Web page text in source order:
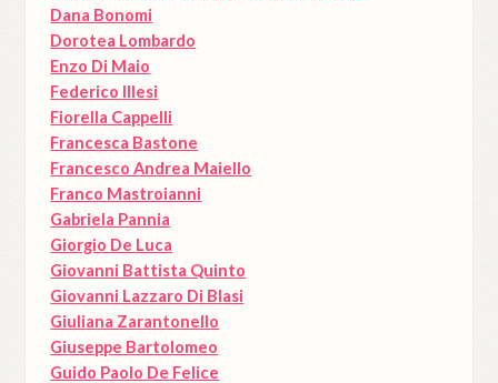
Dana Bonomi
Dorotea Lombardo
Enzo Di Maio
Federico Illesi
Fiorella Cappelli
Francesca Bastone
Francesco Andrea Maiello
Franco Mastroianni
Gabriela Pannia
Giorgio De Luca
Giovanni Battista Quinto
Giovanni Lazzaro Di Blasi
Giuliana Zarantonello
Giuseppe Bartolomeo
Guido Paolo De Felice